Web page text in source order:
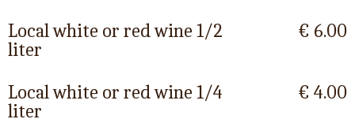
Local white or red wine 1/2
liter
€ 6.00
Local white or red wine 1/4
liter
€ 4.00